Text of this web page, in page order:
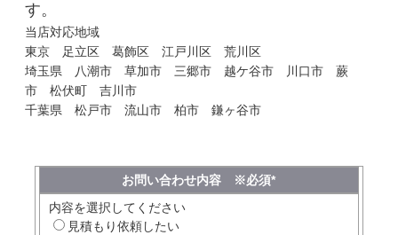
足立区 葛飾区 八潮市 草加市 三郷市 松戸
市 越谷市 川口市 流山市 江戸川区 荒川
区 墨田区
す。
当店対応地域
東京 足立区 葛飾区 江戸川区 荒川区
埼玉県 八潮市 草加市 三郷市 越ケ谷市 川口市 蕨
市 松伏町 吉川市
千葉県 松戸市 流山市 柏市 鎌ヶ谷市
お問い合わせ内容 ※必須*
内容を選択してください
見積もり依頼したい